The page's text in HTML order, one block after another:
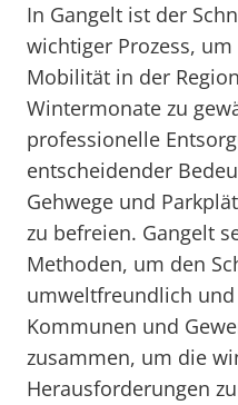
In Gangelt ist der
wichtiger Prozess,
Mobilität in der
Wintermonate zu
professionelle
entscheidender
Gehwege und
zu befreien. Gangelt
Methoden, um den
umweltfreundlich
Kommunen und
zusammen, um die
Herausforderungen